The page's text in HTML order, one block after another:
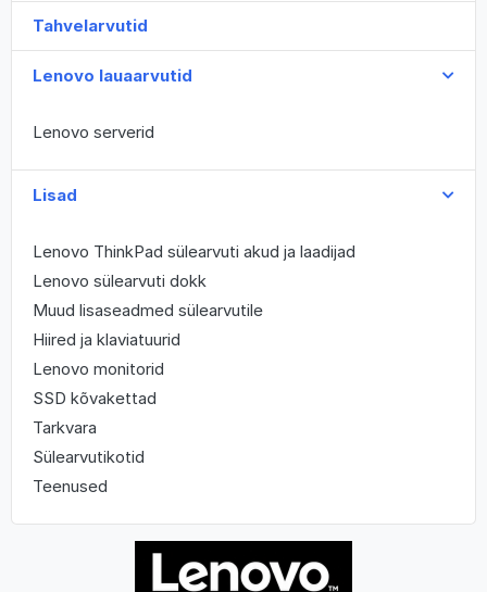
Tahvelarvutid
Lenovo lauaarvutid
Lenovo serverid
Lisad
Lenovo ThinkPad sülearvuti akud ja laadijad
Lenovo sülearvuti dokk
Muud lisaseadmed sülearvutile
Hiired ja klaviatuurid
Lenovo monitorid
SSD kõvakettad
Tarkvara
Sülearvutikotid
Teenused